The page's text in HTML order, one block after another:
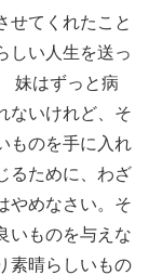
せてくれたこと
しい人生を送っ
妹はずっと病
ないけれど、そ
ものを手に入れ
るために、わざ
やめなさい。そ
いものを与えな
素晴らしいもの